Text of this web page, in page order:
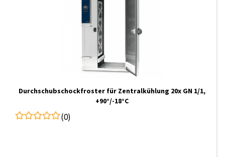
Durchschubschockfroster für Zentralkühlung 20x GN 1/1,
+90°/-18°C
(0)